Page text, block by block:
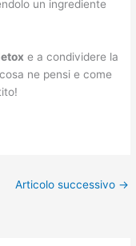
un ingrediente
e a condividere la
ne pensi e come
Articolo successivo →